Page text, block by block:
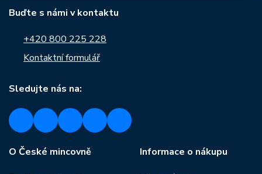
Buďte s námi v kontaktu
+420 800 225 228
Kontaktní formulář
Sledujte nás na:
O České mincovně Informace o nákupu